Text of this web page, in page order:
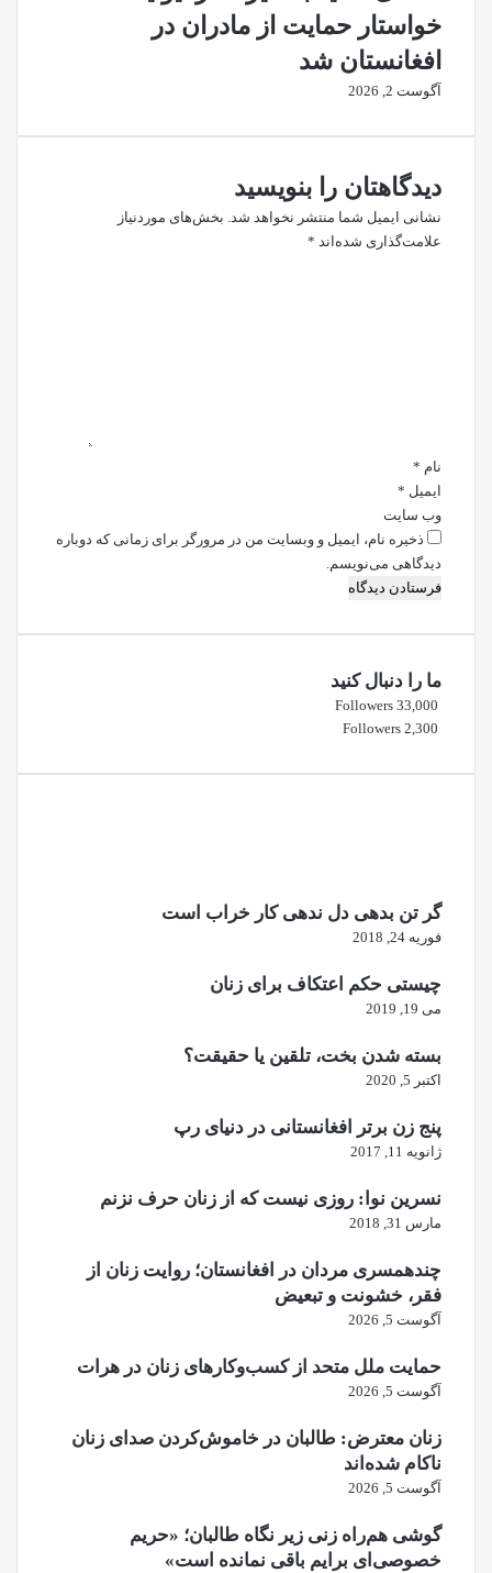
خواستار حمایت از مادران در
افغانستان شد
آگوست 2, 2026
دیدگاهتان را بنویسید
نشانی ایمیل شما منتشر نخواهد شد. بخش‌های موردنیاز
علامت‌گذاری شده‌اند *
نام *
ایمیل *
وب‌ سایت
ذخیره نام، ایمیل و وبسایت من در مرورگر برای زمانی که دوباره
دیدگاهی می‌نویسم.
ما را دنبال کنید
33,000
Followers
2,300
Followers
گر تن بدهی دل ندهی کار خراب است
فوریه 24, 2018
چیستی حکم اعتکاف برای زنان
می 19, 2019
بسته شدن بخت، تلقین یا حقیقت؟
اکتبر 5, 2020
پنج زن برتر افغانستانی در دنیای رپ
ژانویه 11, 2017
نسرین نوا: روزی نیست که از زنان حرف نزنم
مارس 31, 2018
چندهمسری مردان در افغانستان؛ روایت زنان از
فقر، خشونت و تبعیض
آگوست 5, 2026
حمایت ملل متحد از کسب‌وکارهای زنان در هرات
آگوست 5, 2026
زنان معترض: طالبان در خاموش‌کردن صدای زنان
ناکام شده‌اند
آگوست 5, 2026
گوشی هم‌راه زنی زیر نگاه طالبان؛ «حریم
خصوصی‌ای برایم باقی نمانده است»